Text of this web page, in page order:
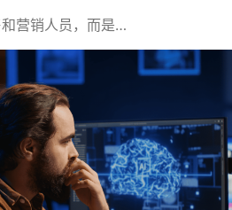
营销人员，而是…